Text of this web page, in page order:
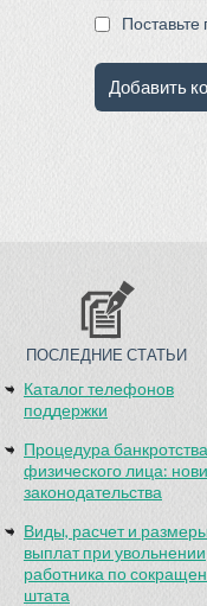
Поставьте
ПОСЛЕДНИЕ СТАТЬИ
Каталог телефонов
поддержки
Процедура банкротства
физического лица:
законодательства
Виды, расчет и размеры
выплат при увольнении
работника по
штата